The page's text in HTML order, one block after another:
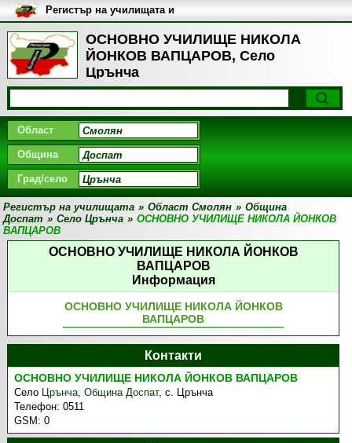
ОСНОВНО УЧИЛИЩЕ НИКОЛА
ЙОНКОВ ВАПЦАРОВ, Село
Црънча
Регистър на училищата и
университетите в България
Област
Община
Град/село
Регистър на училищата » Област Смолян » Община
Доспат » Село Црънча » ОСНОВНО УЧИЛИЩЕ НИКОЛА ЙОНКОВ
ВАПЦАРОВ
ОСНОВНО УЧИЛИЩЕ НИКОЛА ЙОНКОВ
ВАПЦАРОВ
Информация
ОСНОВНО УЧИЛИЩЕ НИКОЛА ЙОНКОВ
ВАПЦАРОВ
Контакти
ОСНОВНО УЧИЛИЩЕ НИКОЛА ЙОНКОВ ВАПЦАРОВ
Село Црънча,Община Доспат,с. Црънча
Телефон:0511
GSM:0